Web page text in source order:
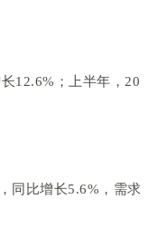
12.6%；上半年，20
同比增长5.6%，需求